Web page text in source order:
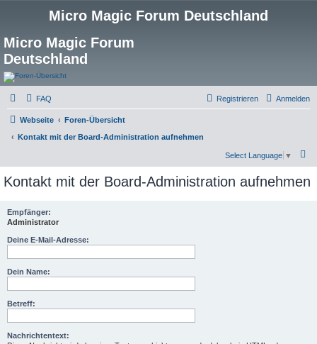
Micro Magic Forum Deutschland
Micro Magic Forum
Deutschland
FAQ Anmelden
Registrieren
Webseite
Foren-Übersicht
Kontakt mit der Board-Administration aufnehmen
c
Select Language ▼
Kontakt mit der Board-Administration aufnehmen
Empfänger:
Administrator
Deine E-Mail-Adresse:
Dein Name:
Betreff:
Nachrichtentext: